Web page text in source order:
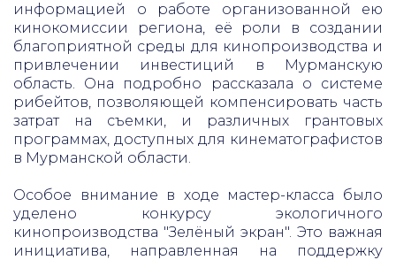
информацией о работе организованной ею
кинокомиссии региона, её роли в создании
благоприятной среды для кинопроизводства и
привлечении инвестиций в Мурманскую
область. Она подробно рассказала о системе
рибейтов, позволяющей компенсировать часть
затрат на съемки, и различных грантовых
программах, доступных для кинематографистов
в Мурманской области.
Особое внимание в ходе мастер-класса было
уделено конкурсу экологичного
кинопроизводства "Зелёный экран". Это важная
инициатива, направленная на поддержку